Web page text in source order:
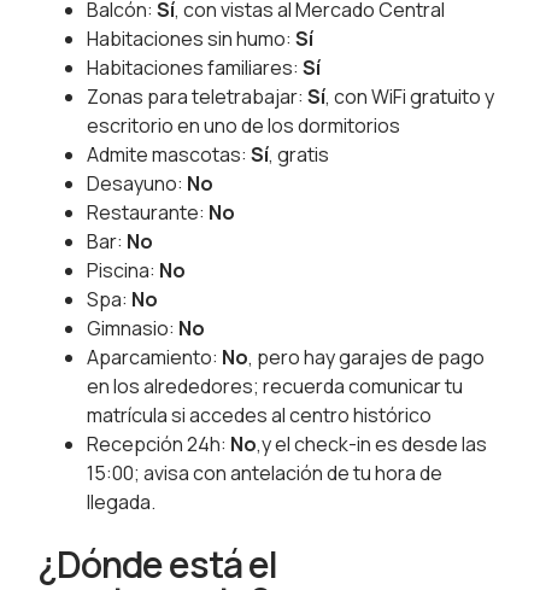
Balcón:Sí, con vistas al Mercado Central
Habitaciones sin humo:Sí
Habitaciones familiares:Sí
Zonas para teletrabajar:Sí, con WiFi gratuito y
escritorio en uno de los dormitorios
Admite mascotas:Sí, gratis
Desayuno: No
Restaurante: No
Bar: No
Piscina: No
Spa: No
Gimnasio: No
Aparcamiento: No, pero hay garajes de pago
en los alrededores; recuerda comunicar tu
matrícula si accedes al centro histórico
Recepción 24h: No,y el check-in es desde las
15:00; avisa con antelación de tu hora de
llegada.
¿Dónde está el